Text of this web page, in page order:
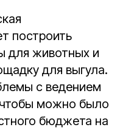
построить
для животных и
для выгула.
с ведением
можно было
бюджета на